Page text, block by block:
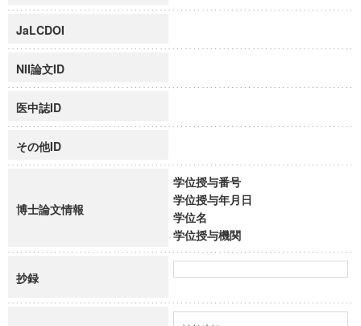
JaLCDOI
NII論文ID
医中誌ID
その他ID
博士論文情報
学位授与番号
学位授与年月日
学位名
学位授与機関
抄録